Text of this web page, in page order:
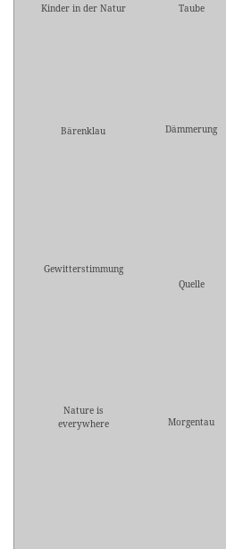
Kinder in der Natur Taube
Bärenklau Dämmerung
Gewitterstimmung
Quelle
Nature is
everywhere
Morgentau